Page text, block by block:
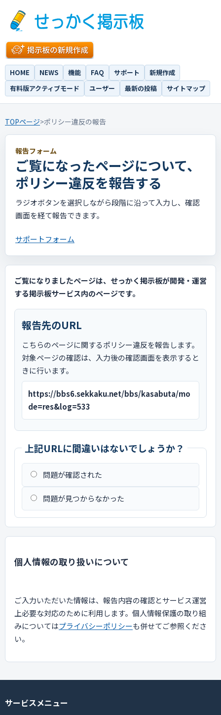
HOME NEWS 機能 FAQ サポート
新規作成
有料版アクティブモード
ユーザー 最新の投稿 サイトマップ
TOPページ>ポリシー違反の報告
報告フォーム
ご覧になったページについて、
ポリシー違反を報告する
ラジオボタンを選択しながら段階に沿って入力し、確認
画面を経て報告できます。
サポートフォーム
ご覧になりましたページは、せっかく掲示板が開発・運営
する掲示板サービス内のページです。
報告先のURL
こちらのページに関するポリシー違反を報告します。
対象ページの確認は、入力後の確認画面を表示すると
きに行います。
https://bbs6.sekkaku.net/bbs/kasabuta/mo
de=res&log=533
上記URLに間違いはないでしょうか？
問題が確認された
問題が見つからなかった
個人情報の取り扱いについて
ご入力いただいた情報は、報告内容の確認とサービス運営
上必要な対応のために利用します。個人情報保護の取り組
みについてはプライバシーポリシーも併せてご参照くださ
い。
サービスメニュー